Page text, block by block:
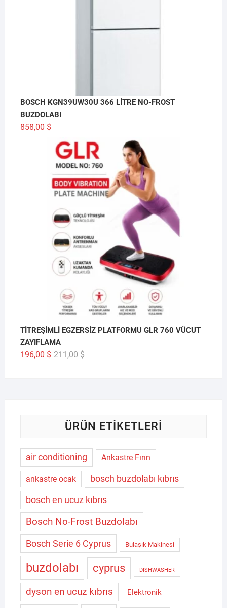
BOSCH KGN39UW30U 366 LİTRE NO-FROST
BUZDOLABI
858,00 $
TİTREŞİMLİ EGZERSİZ PLATFORMU GLR 760 VÜCUT
ZAYIFLAMA
211,00$Orijinal
196,00 $
Şu
ÜRÜN ETIKETLERI
air conditioning Ankastre Fırın
ankastre ocak
bosch buzdolabı kıbrıs
bosch en ucuz kıbrıs
Bosch No-Frost Buzdolabı
Bosch Serie 6 Cyprus Bulaşık Makinesi
buzdolabı cyprus DISHWASHER
dyson en ucuz kıbrıs Elektronik